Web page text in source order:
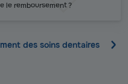
le remboursement ?
des soins dentaires